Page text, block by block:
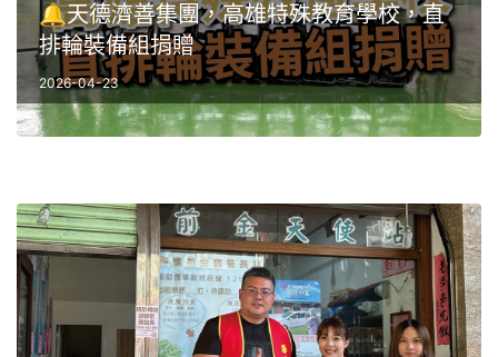
🔔天德濟善集團，高雄特殊教育學校，直
排輪裝備組捐贈
2026-04-23